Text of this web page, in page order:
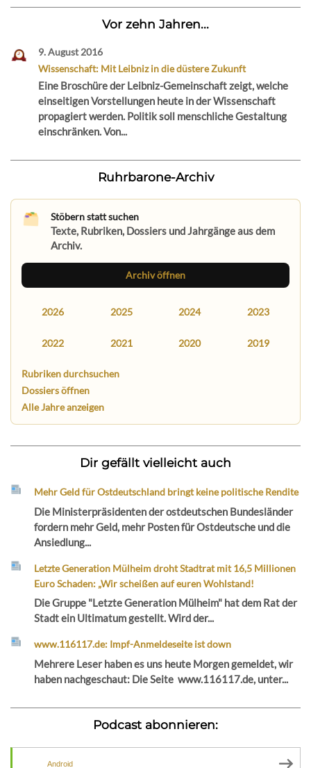
Vor zehn Jahren...
9. August 2016
Wissenschaft: Mit Leibniz in die düstere Zukunft
Eine Broschüre der Leibniz-Gemeinschaft zeigt, welche
einseitigen Vorstellungen heute in der Wissenschaft
propagiert werden. Politik soll menschliche Gestaltung
einschränken. Von...
Ruhrbarone-Archiv
Stöbern statt suchen
Texte, Rubriken, Dossiers und Jahrgänge aus dem
Archiv.
Archiv öffnen
2026 2025 2024 2023
2022 2021 2020 2019
Rubriken durchsuchen
Dossiers öffnen
Alle Jahre anzeigen
Dir gefällt vielleicht auch
Mehr Geld für Ostdeutschland bringt keine politische Rendite
Die Ministerpräsidenten der ostdeutschen Bundesländer
fordern mehr Geld, mehr Posten für Ostdeutsche und die
Ansiedlung...
Letzte Generation Mülheim droht Stadtrat mit 16,5 Millionen
Euro Schaden: „Wir scheißen auf euren Wohlstand!
Die Gruppe "Letzte Generation Mülheim" hat dem Rat der
Stadt ein Ultimatum gestellt. Wird der...
www.116117.de: Impf-Anmeldeseite ist down
Mehrere Leser haben es uns heute Morgen gemeldet, wir
haben nachgeschaut: Die Seite www.116117.de, unter...
Podcast abonnieren:
Android